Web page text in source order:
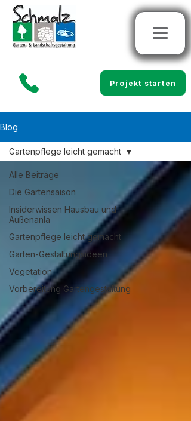
Projekt starten
Blog
Alle Beiträge
Die Gartensaison
Insiderwissen Hausbau und
Außenanla
Gartenpflege leicht gemacht
Garten-Gestaltungsideen
Vegetation
Vorbereitung Gartengestaltung
Gartenpflege leicht gemacht